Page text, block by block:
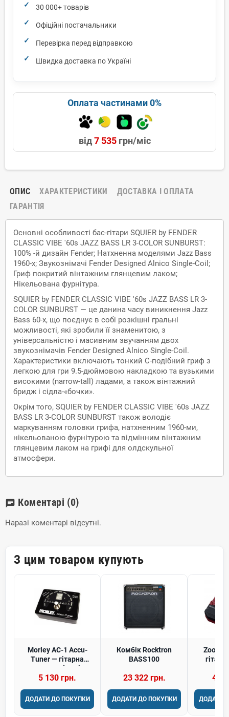
30 000+ товарів
Офіційні постачальники
Перевірка перед відправкою
Швидка доставка по Україні
Оплата частинами 0%
від7 535грн/міс
ОПИС ХАРАКТЕРИСТИКИ
ДОСТАВКА І ОПЛАТА
ГАРАНТІЯ
Основні особливості бас-гітари SQUIER by FENDER
СLASSIC VIBE '60s JAZZ BASS LR 3-COLOR SUNBURST:
100% -й дизайн Fender; Натхненна моделями Jazz Bass
1960-х; Звукознімачі Fender Designed Alnico Single-Coil;
Гриф покритий вінтажним глянцевим лаком;
Нікельована фурнітура.
SQUIER by FENDER СLASSIC VIBE '60s JAZZ BASS LR 3-
COLOR SUNBURST — це данина часу виникнення Jazz
Bass 60-х, що поєднує в собі розкішні гральні
можливості, які зробили її знаменитою, з
універсальністю і масивним звучанням двох
звукознімачів Fender Designed Alnico Single-Coil.
Характеристики включають тонкий С-подібний гриф з
легкою для гри 9.5-дюймовою накладкою та вузькими
високими (narrow-tall) ладами, а також вінтажний
бридж і сідла-«бочки».
Окрім того, SQUIER by FENDER СLASSIC VIBE '60s JAZZ
BASS LR 3-COLOR SUNBURST також володіє
маркуванням головки грифа, натхненним 1960-ми,
нікельованою фурнітурою та відмінним вінтажним
глянцевим лаком на грифі для олдскульної
атмосфери.
chat Коментарі (0)
Наразі коментарі відсутні.
З цим товаром купують
Morley AC-1 Accu-
Tuner — гітарна
педаль ефектів
5 130 грн.
ДОДАТИ ДО ПОКУПКИ
Комбік Rocktron
BASS100
23 322 грн.
ДОДАТИ ДО ПОКУПКИ
Zoom
4
ДОДАТИ